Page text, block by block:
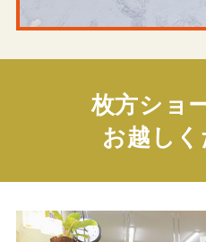
枚方ショ
お越しく